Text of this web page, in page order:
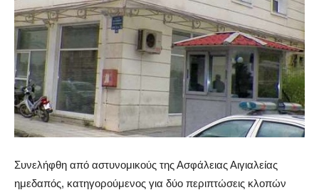
Συνελήφθη από αστυνομικούς της Ασφάλειας Αιγιαλείας
ημεδαπός, κατηγορούμενος για δύο περιπτώσεις κλοπών